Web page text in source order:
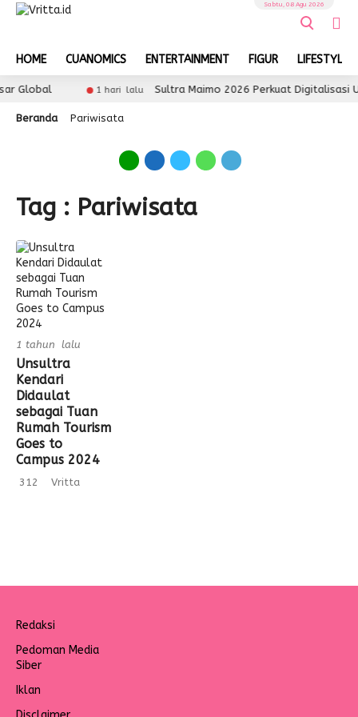
HOME CUANOMICS ENTERTAINMENT FIGUR LIFESTYLE
Sabtu, 08 Agu 2026
Global 1 hari lalu Sultra Maimo 2026 Perkuat Digitalisasi
Beranda Pariwisata
Tag : Pariwisata
1 tahun lalu
Unsultra
Kendari
Didaulat
sebagai Tuan
Rumah Tourism
Goes to
Campus 2024
312 Vritta
Redaksi
Pedoman Media
Siber
Iklan